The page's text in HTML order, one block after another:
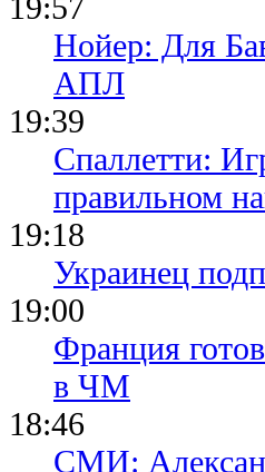
19:57
Нойер: Для
АПЛ
19:39
Спаллетти:
правильном
19:18
Украинец
19:00
Франция
в ЧМ
18:46
СМИ: